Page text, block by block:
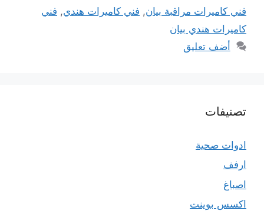
فني كاميرات مراقبة بيان, فني كاميرات هندي, فني
كاميرات هندي بيان
أضف تعليق
تصنيفات
ادوات صحية
ارفف
اصباغ
اكسس بوينت